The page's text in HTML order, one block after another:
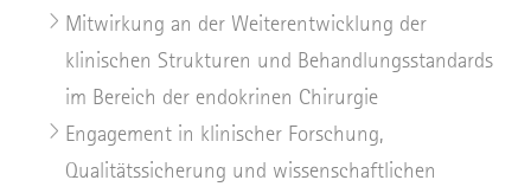
Mitwirkung an der Weiterentwicklung der
klinischen Strukturen und Behandlungsstandards
im Bereich der endokrinen Chirurgie
Engagement in klinischer Forschung,
Qualitätssicherung und wissenschaftlichen